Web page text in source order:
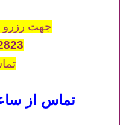
جهت رزرو
تماس از ساعت ۸ صبح